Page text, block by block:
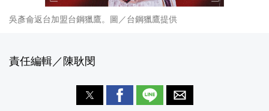
吳彥侖返台加盟台鋼獵鷹。圖／台鋼獵鷹提供
責任編輯／陳耿閔